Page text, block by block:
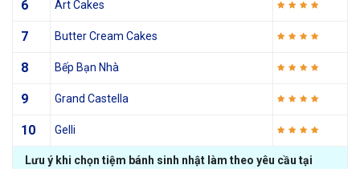
6 Art Cakes
7 Butter Cream Cakes
8 Bếp Bạn Nhà
9 Grand Castella
10 Gelli
Lưu ý khi chọn tiệm bánh sinh nhật làm theo yêu cầu tại